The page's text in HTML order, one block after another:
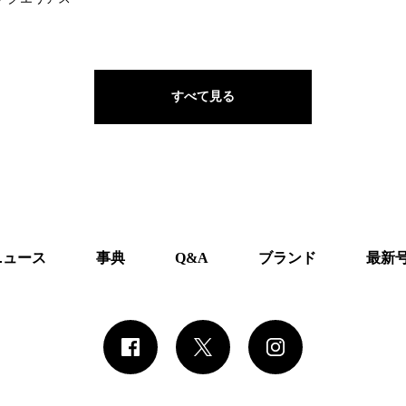
すべて見る
ース 事典 Q&A ブランド 最新